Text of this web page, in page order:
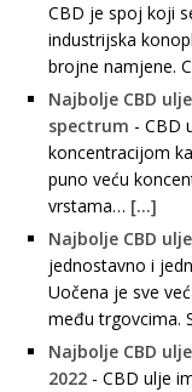
CBD je spoj koji
industrijska
brojne namjene.
Najbolje CBD
spectrum - CBD
koncentracijom
puno veću
vrstama… [...]
Najbolje CBD
jednostavno i
Uočena je sve
među trgovcima.
Najbolje CBD
2022 - CBD ulje